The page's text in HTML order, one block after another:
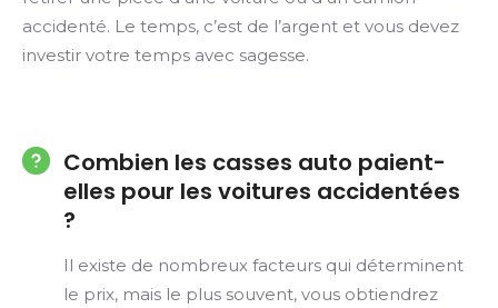
accidenté. Le temps, c’est de l’argent et vous devez
investir votre temps avec sagesse.
Combien les casses auto paient-
elles pour les voitures accidentées
?
Il existe de nombreux facteurs qui déterminent
le prix, mais le plus souvent, vous obtiendrez